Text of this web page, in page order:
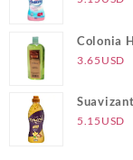
Colonia
3.65 USD
5.15 USD